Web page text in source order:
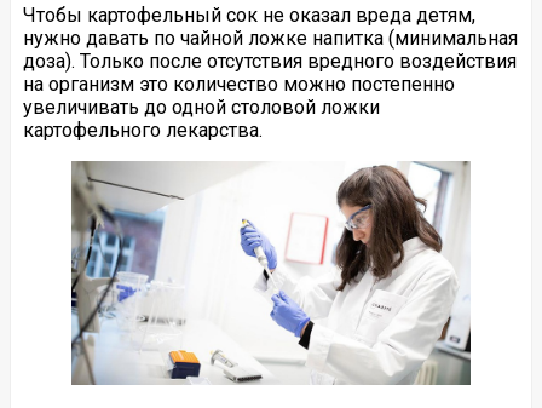
Чтобы картофельный сок не оказал вреда детям,
нужно давать по чайной ложке напитка (минимальная
доза). Только после отсутствия вредного воздействия
на организм это количество можно постепенно
увеличивать до одной столовой ложки
картофельного лекарства.